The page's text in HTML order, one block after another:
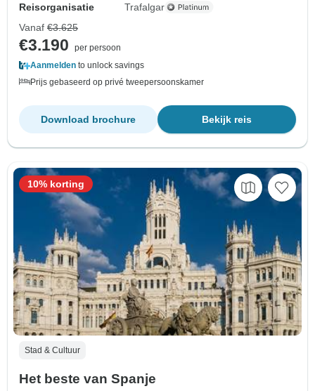
Reisorganisatie
Trafalgar
Vanaf €3.625
€3.190
per persoon
Aanmelden to unlock savings
Prijs gebaseerd op privé tweepersoonskamer
Bekijk reis
Download brochure
Stad & Cultuur
Het beste van Spanje
10% korting